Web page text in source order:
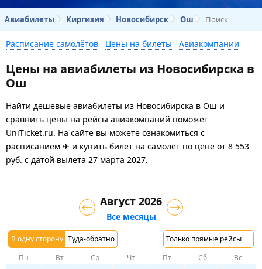
Авиабилеты Киргизия Новосибирск Ош Поиск
Расписание самолётов Цены на билеты Авиакомпании
Цены на авиабилеты из Новосибирска в
Ош
Найти дешевые авиабилеты из Новосибирска в Ош и
сравнить цены на рейсы авиакомпаний поможет
UniTicket.ru. На сайте вы можете ознакомиться с
расписанием ✈ и купить билет на самолет по цене от 8 553
руб. с датой вылета 27 марта 2027.
В одну сторону Туда-обратно Только прямые рейсы
Август 2026
Все месяцы
Пн Вт Ср Чт Пт Сб Вс